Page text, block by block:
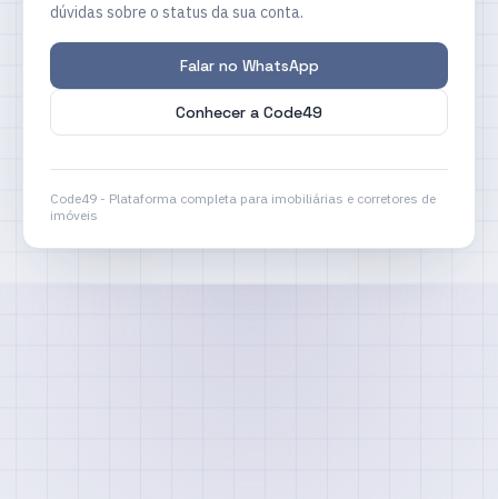
dúvidas sobre o status da sua conta.
Falar no WhatsApp
Conhecer a Code49
Code49 - Plataforma completa para imobiliárias e corretores de
imóveis